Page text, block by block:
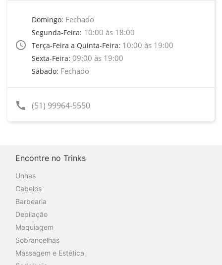
access_time
Domingo: Fechado
Segunda-Feira: 10:00 às 18:00
Terça-Feira a Quinta-Feira: 10:00 às 19:00
Sexta-Feira: 09:00 às 19:00
Sábado: Fechado
call (51) 99964-5550
Encontre no Trinks
Unhas
Cabelos
Barbearia
Depilação
Maquiagem
Sobrancelhas
Massagem e Estética